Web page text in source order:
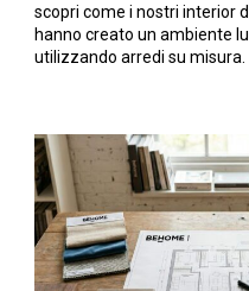
scopri come i nostri interior
hanno creato un ambiente
utilizzando arredi su misura.